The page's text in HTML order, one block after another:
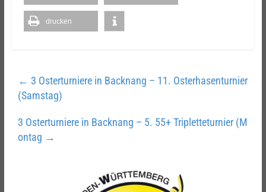
drucken
← 3 Osterturniere in Backnang – 11. Osterhasenturnier
(Samstag)
3 Osterturniere in Backnang – 5. 55+ Tripletteturnier (M
ontag →